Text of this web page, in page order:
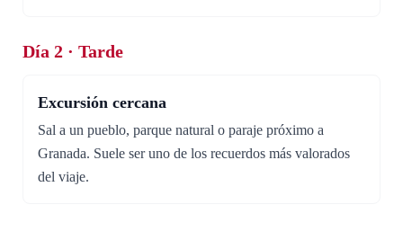
Día 2 · Tarde
Excursión cercana
Sal a un pueblo, parque natural o paraje próximo a
Granada. Suele ser uno de los recuerdos más valorados
del viaje.